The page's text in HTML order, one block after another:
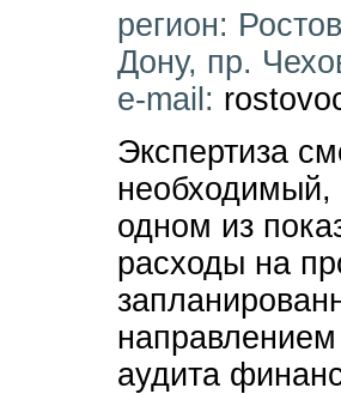
регион:
Дону, пр.
e-mail:
Экспертиза
необходимый,
одном из
расходы на
аудита